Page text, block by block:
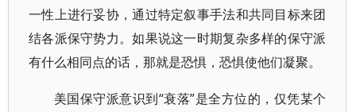
一性上进行妥协，通过特定叙事手法和共同目标来团
结各派保守势力。如果说这一时期复杂多样的保守派
有什么相同点的话，那就是恐惧，恐惧使他们凝聚。
美国保守派意识到“衰落”是全方位的，仅凭某个